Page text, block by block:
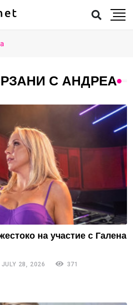
С АНДРЕА
на участие с Галена
JULY 28, 2026
371